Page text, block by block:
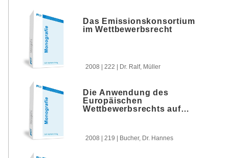
Das Emissionskonsortium
im Wettbewerbsrecht
2008 | 222 | Dr. Ralf, Müller
Die Anwendung des
Europäischen
Wettbewerbsrechts auf
2008 | 219 | Bucher, Dr. Hannes